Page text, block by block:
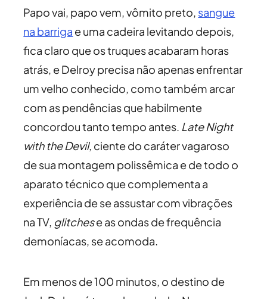
Papo vai, papo vem, vômito preto, sangue
na barriga e uma cadeira levitando depois,
fica claro que os truques acabaram horas
atrás, e Delroy precisa não apenas enfrentar
um velho conhecido, como também arcar
com as pendências que habilmente
concordou tanto tempo antes. Late Night
with the Devil, ciente do caráter vagaroso
de sua montagem polissêmica e de todo o
aparato técnico que complementa a
experiência de se assustar com vibrações
na TV, glitchese as ondas de frequência
demoníacas, se acomoda.
Em menos de 100 minutos, o destino de